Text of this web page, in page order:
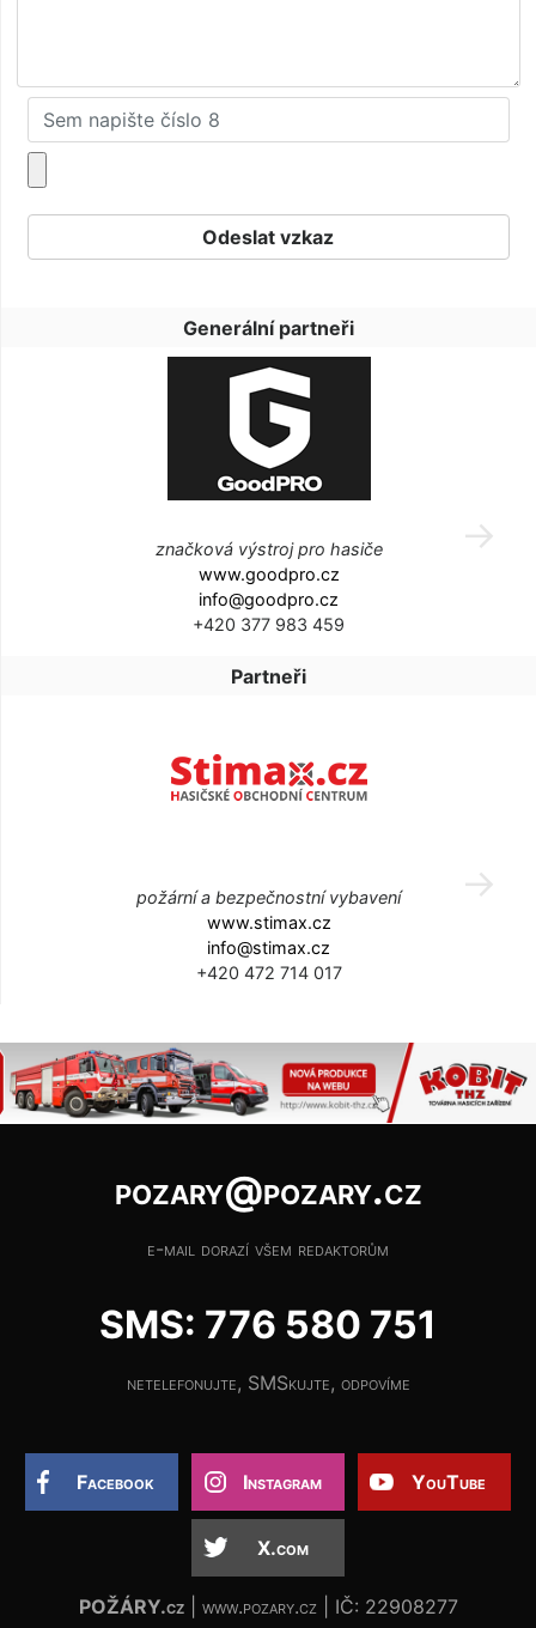
Generální partneři
značková výstroj pro hasiče
www.goodpro.cz
info@goodpro.cz
+420 377 983 459
Partneři
požární a bezpečnostní vybavení
www.stimax.cz
info@stimax.cz
+420 472 714 017
pozary@pozary.cz
e-mail dorazí všem redaktorům
SMS: 776 580 751
netelefonujte, SMSkujte, odpovíme
Facebook Instagram YouTube
X.com
POŽÁRY.cz| www.pozary.cz | IČ: 22908277